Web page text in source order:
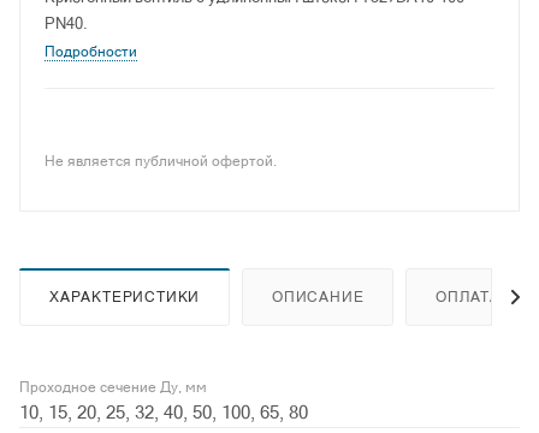
PN40.
Подробности
Не является публичной офертой.
ХАРАКТЕРИСТИКИ ОПИСАНИЕ ОПЛАТА
Проходное сечение Ду, мм
10, 15, 20, 25, 32, 40, 50, 100, 65, 80